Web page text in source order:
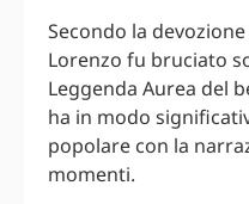
Secondo la
Lorenzo fu bruciato
Leggenda Aurea del
ha in modo
popolare con la
momenti.